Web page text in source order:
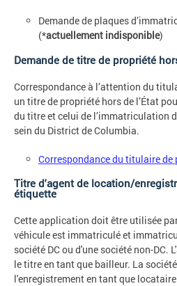
Demande de plaques
(*actuellement indisponible)
Demande de titre de propriété
Correspondance à l’attention du
un titre de propriété hors de l’État
du titre et celui de l’immatriculation
sein du District de Columbia.
Correspondance du titulaire de
Titre d'agent de location/
étiquette
Cette application doit être utilisée
véhicule est immatriculé et
société DC ou d'une société non-DC.
le titre en tant que bailleur. La
l'enregistrement en tant que